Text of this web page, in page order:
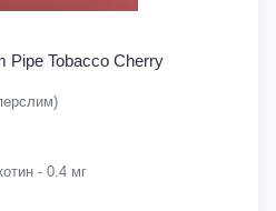
Pipe Tobacco Cherry
- 0.4 мг